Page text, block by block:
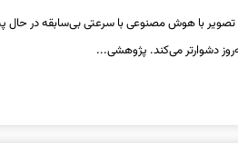
تصویر با هوش مصنوعی با سرعتی بی‌سابقه در
دشوارتر می‌کند. پژوهشی...